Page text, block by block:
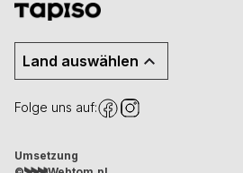
Land auswählen
Folge uns auf:
Umsetzung